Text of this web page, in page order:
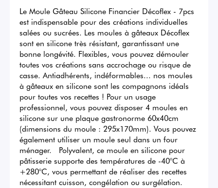
Le Moule Gâteau Silicone Financier Décoflex - 7pcs
est indispensable pour des créations individuelles
salées ou sucrées. Les moules à gâteaux Décoflex
sont en silicone très résistant, garantissant une
bonne longévité. Flexibles, vous pouvez démouler
toutes vos créations sans accrochage ou risque de
casse. Antiadhérents, indéformables... nos moules
à gâteaux en silicone sont les compagnons idéals
pour toutes vos recettes ! Pour un usage
professionnel, vous pouvez disposer 4 moules en
silicone sur une plaque gastronorme 60x40cm
(dimensions du moule : 295x170mm). Vous pouvez
également utiliser un moule seul dans un four
ménager.   Polyvalent, ce moule en silicone pour
pâtisserie supporte des températures de -40°C à
+280°C, vous permettant de réaliser des recettes
nécessitant cuisson, congélation ou surgélation.